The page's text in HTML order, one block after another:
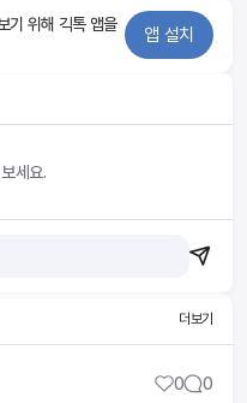
기 위해 긱톡 앱을
앱 설치
세요.
더보기
0 0